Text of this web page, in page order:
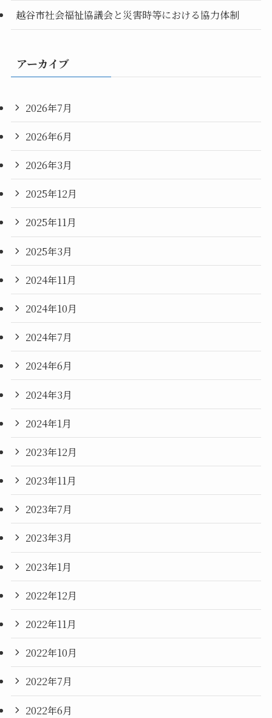
越谷市社会福祉協議会と災害時等における協力体制
アーカイブ
2026年7月
2026年6月
2026年3月
2025年12月
2025年11月
2025年3月
2024年11月
2024年10月
2024年7月
2024年6月
2024年3月
2024年1月
2023年12月
2023年11月
2023年7月
2023年3月
2023年1月
2022年12月
2022年11月
2022年10月
2022年7月
2022年6月